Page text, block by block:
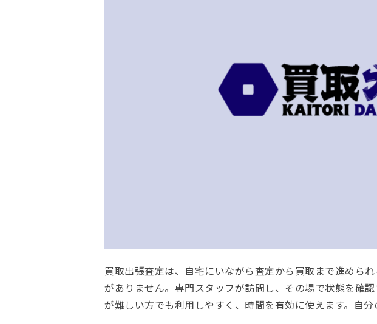
買取出張査定は、自宅にいながら査定から買取まで進めら
がありません。専門スタッフが訪問し、その場で状態を確
が難しい方でも利用しやすく、時間を有効に使えます。自